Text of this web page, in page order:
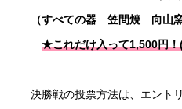
（すべての器 笠間焼 向山窯
★これだけ入って1,500円！
決勝戦の投票方法は、エント